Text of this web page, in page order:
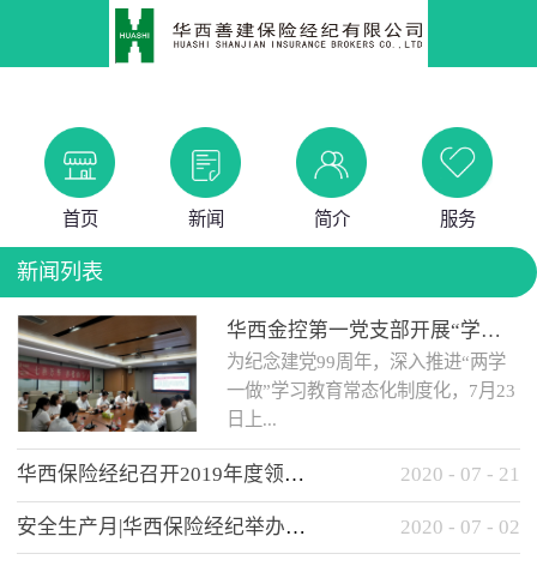
首页 新闻 简介 服务
新闻列表
华西金控第一党支部开展“学党史 知党情 做合格党员”主题教育工作会
为纪念建党99周年，深入推进“两学
一做”学习教育常态化制度化，7月23
日上...
午，华西金控第一党支部举办了“学
党史、知党情、...
华西保险经纪召开2019年度领导班子述职考核工作会 2020 - 07 - 21
安全生产月|华西保险经纪举办应急消防安全知识培训 2020 - 07 - 02